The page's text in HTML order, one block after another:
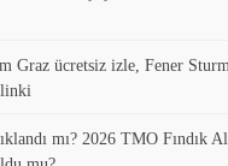
Graz ücretsiz izle, Fener Sturm
linki
mı? 2026 TMO Fındık